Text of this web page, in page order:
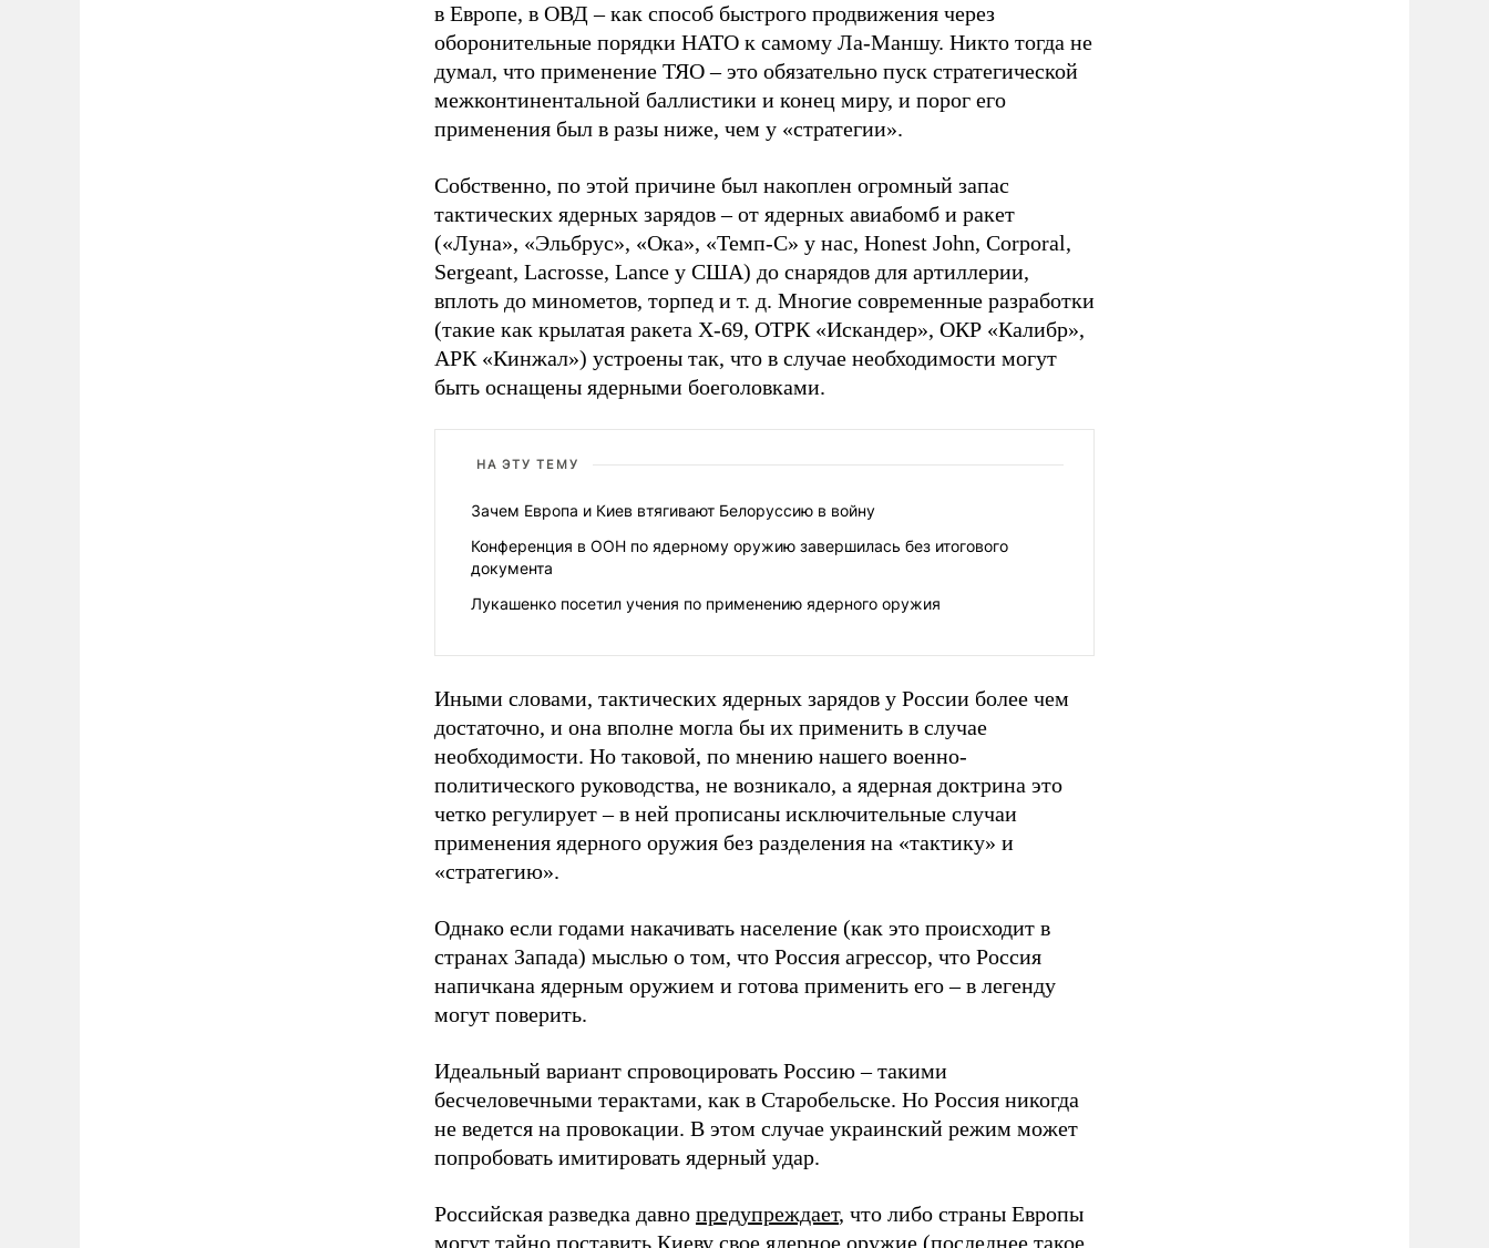
в Европе, в ОВД – как способ быстрого продвижения через
оборонительные порядки НАТО к самому Ла-Маншу. Никто тогда не
думал, что применение ТЯО – это обязательно пуск стратегической
межконтинентальной баллистики и конец миру, и порог его
применения был в разы ниже, чем у «стратегии».
Собственно, по этой причине был накоплен огромный запас
тактических ядерных зарядов – от ядерных авиабомб и ракет
(«Луна», «Эльбрус», «Ока», «Темп-С» у нас, Honest John, Corporal,
Sergeant, Lacrosse, Lance у США) до снарядов для артиллерии,
вплоть до минометов, торпед и т. д. Многие современные разработки
(такие как крылатая ракета Х-69, ОТРК «Искандер», ОКР «Калибр»,
АРК «Кинжал») устроены так, что в случае необходимости могут
быть оснащены ядерными боеголовками.
НА ЭТУ ТЕМУ
Зачем Европа и Киев втягивают Белоруссию в войну
Конференция в ООН по ядерному оружию завершилась без итогового
документа
Лукашенко посетил учения по применению ядерного оружия
Иными словами, тактических ядерных зарядов у России более чем
достаточно, и она вполне могла бы их применить в случае
необходимости. Но таковой, по мнению нашего военно-
политического руководства, не возникало, а ядерная доктрина это
четко регулирует – в ней прописаны исключительные случаи
применения ядерного оружия без разделения на «тактику» и
«стратегию».
Однако если годами накачивать население (как это происходит в
странах Запада) мыслью о том, что Россия агрессор, что Россия
напичкана ядерным оружием и готова применить его – в легенду
могут поверить.
Идеальный вариант спровоцировать Россию – такими
бесчеловечными терактами, как в Старобельске. Но Россия никогда
не ведется на провокации. В этом случае украинский режим может
попробовать имитировать ядерный удар.
Российская разведка давно предупреждает, что либо страны Европы
могут тайно поставить Киеву свое ядерное оружие (последнее такое